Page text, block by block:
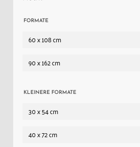
FORMATE
60 x 108 cm
90 x 162 cm
KLEINERE FORMATE
30 x 54 cm
40 x 72 cm